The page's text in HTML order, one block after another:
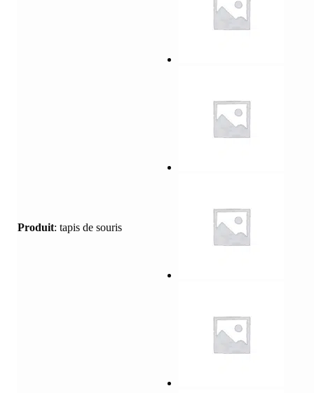
Produit: tapis de souris